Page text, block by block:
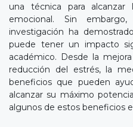
una técnica para
emocional. Sin
investigación ha
puede tener un impacto
académico. Desde la
reducción del estrés, la
beneficios que pueden
alcanzar su máximo
algunos de estos beneficios